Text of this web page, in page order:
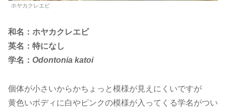
ホヤカクレエビ
和名：ホヤカクレエビ
英名：特になし
学名： Odontonia katoi
個体が小さいからかちょっと模様が見えにくいですが
黄色いボディに白やピンクの模様が入ってくる学名がつい